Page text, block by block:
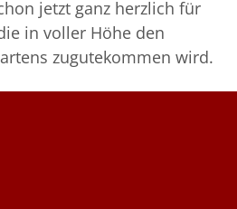
jetzt ganz herzlich für
in voller Höhe den
zugutekommen wird.